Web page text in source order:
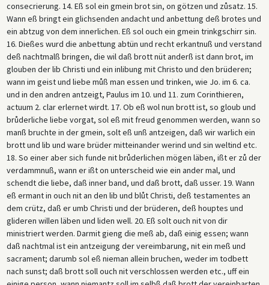
consecrierung. 14. Eß sol ein gmein brot sin, on götzen und zůsatz. 15.
Wann eß bringt ein glichsenden andacht und anbettung deß brotes und
ein abtzug von dem innerlichen. Eß sol ouch ein gmein trinkgschirr sin.
16. Dießes wurd die anbettung abtün und recht erkantnuß und verstand
deß nachtmalß bringen, die wil daß brott nüt anderß ist dann brot, im
glouben der lib Christi und ein inlibung mit Christo und den brüderen;
wann im geist und liebe můß man essen und trinken, wie Jo. im 6. ca.
und in den andren antzeigt, Paulus im 10. und 11. zum Corinthieren,
actuum 2. clar erlernet wirdt. 17. Ob eß wol nun brott ist, so gloub und
brůderliche liebe vorgat, sol eß mit freud genommen werden, wann so
manß bruchte in der gmein, solt eß unß antzeigen, daß wir warlich ein
brott und lib und ware brüder mitteinander werind und sin weltind etc.
18. So einer aber sich funde nit brůderlichen mögen läben, ißt er zů der
verdammnuß, wann er ißt on unterscheid wie ein ander mal, und
schendt die liebe, daß inner band, und daß brott, daß usser. 19. Wann
eß ermant in ouch nit an den lib und blůt Christi, deß testamentes an
dem crütz, daß er umb Christi und der brüderen, deß houptes und
glideren willen läben und liden well. 20. Eß solt ouch nit von dir
ministriert werden. Darmit gieng die meß ab, daß einig essen; wann
daß nachtmal ist ein antzeigung der vereimbarung, nit ein meß und
sacrament; darumb sol eß nieman allein bruchen, weder im todbett
nach sunst; daß brott soll ouch nit verschlossen werden etc., uff ein